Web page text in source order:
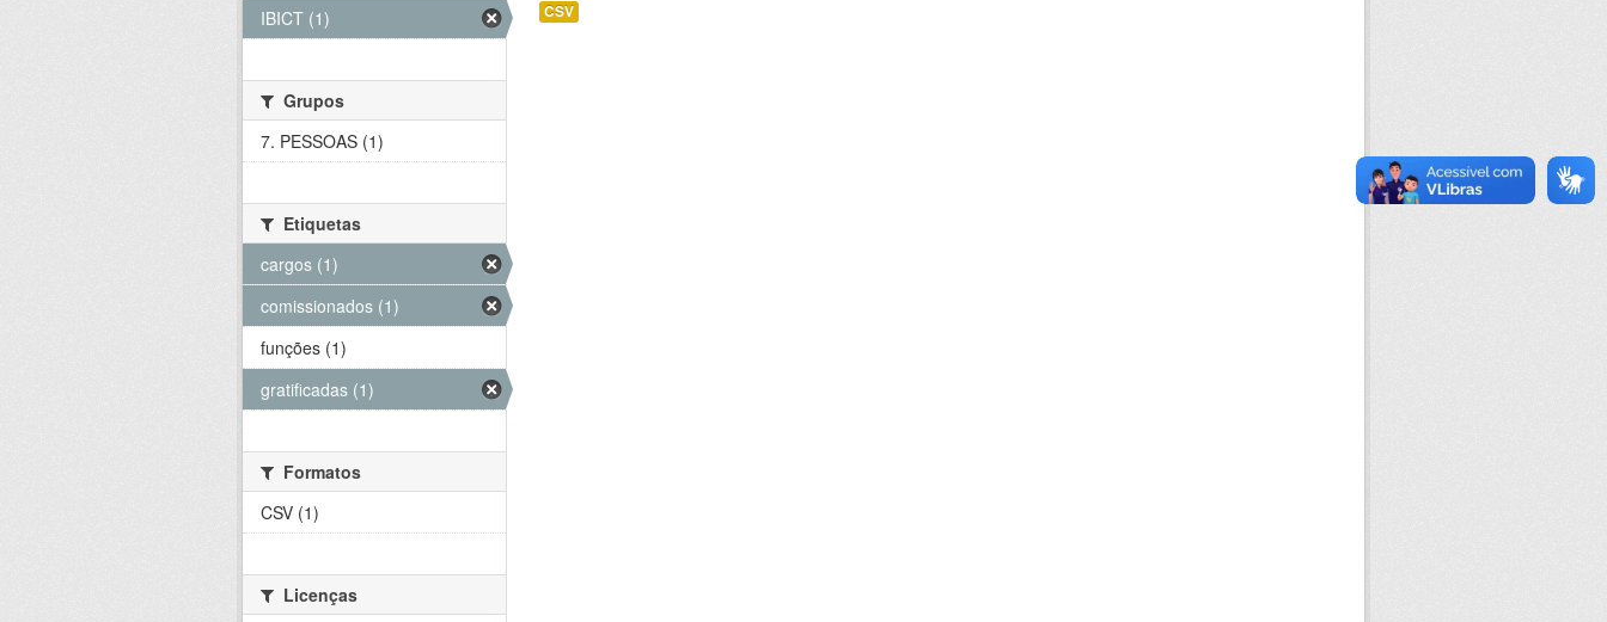
CSV
IBICT (1)
Grupos
7. PESSOAS (1)
Etiquetas
cargos (1)
comissionados (1)
funções (1)
gratificadas (1)
Formatos
CSV (1)
Licenças